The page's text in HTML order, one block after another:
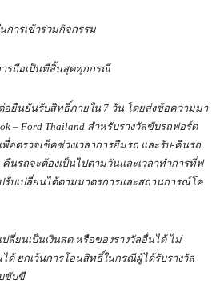
การเข้าร่วมกิจกรรม
รถือเป็นที่สิ้นสุดทุกกรณี
อยืนยันรับสิทธิ์ภายใน 7 วัน โดยส่งข้อความมา
– Ford Thailand สำหรับรางวัลขับรถฟอร์ด
พื่อตรวจเช็คช่วงเวลาการยืมรถ และรับ-คืนรถ
คืนรถจะต้องเป็นไปตามวันและเวลาทำการที่ฟ
รับเปลี่ยนได้ตามมาตรการและสถานการณ์โค
ลี่ยนเป็นเงินสด หรือของรางวัลอื่นได้ ไม่
ด้ ยกเว้นการโอนสิทธิ์ในกรณีผู้ได้รับรางวัล
ขับขี่